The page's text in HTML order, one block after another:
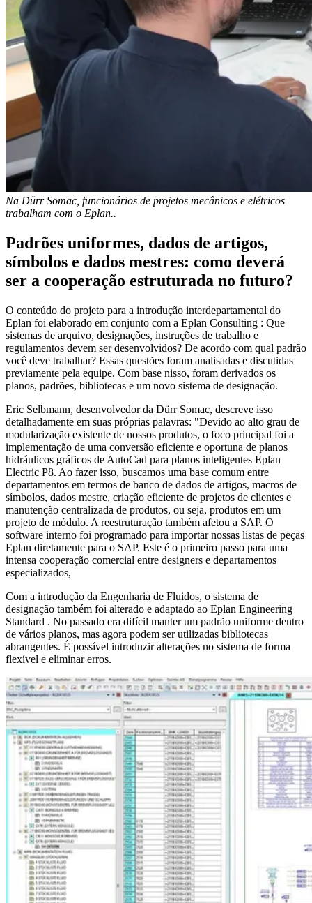
Na Dürr Somac, funcionários de projetos mecânicos e elétricos
trabalham com o Eplan..
Padrões uniformes, dados de artigos,
símbolos e dados mestres: como deverá
ser a cooperação estruturada no futuro?
O conteúdo do projeto para a introdução interdepartamental do
Eplan foi elaborado em conjunto com a Eplan Consulting : Que
sistemas de arquivo, designações, instruções de trabalho e
regulamentos devem ser desenvolvidos? De acordo com qual padrão
você deve trabalhar? Essas questões foram analisadas e discutidas
previamente pela equipe. Com base nisso, foram derivados os
planos, padrões, bibliotecas e um novo sistema de designação.
Eric Selbmann, desenvolvedor da Dürr Somac, descreve isso
detalhadamente em suas próprias palavras: "Devido ao alto grau de
modularização existente de nossos produtos, o foco principal foi a
implementação de uma conversão eficiente e oportuna de planos
hidráulicos gráficos de AutoCad para planos inteligentes Eplan
Electric P8. Ao fazer isso, buscamos uma base comum entre
departamentos em termos de banco de dados de artigos, macros de
símbolos, dados mestre, criação eficiente de projetos de clientes e
manutenção centralizada de produtos, ou seja, produtos em um
projeto de módulo. A reestruturação também afetou a SAP. O
software interno foi programado para importar nossas listas de peças
Eplan diretamente para o SAP. Este é o primeiro passo para uma
intensa cooperação comercial entre designers e departamentos
especializados,
Com a introdução da Engenharia de Fluidos, o sistema de
designação também foi alterado e adaptado ao Eplan Engineering
Standard . No passado era difícil manter um padrão uniforme dentro
de vários planos, mas agora podem ser utilizadas bibliotecas
abrangentes. É possível introduzir alterações no sistema de forma
flexível e eliminar erros.